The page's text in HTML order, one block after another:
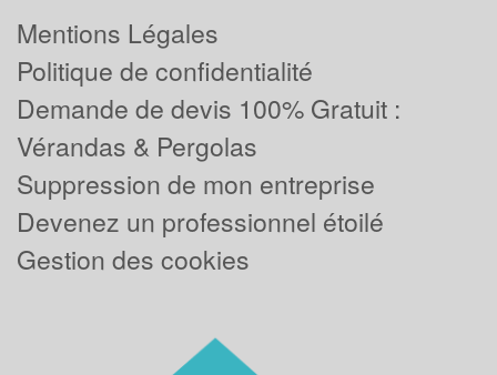
Mentions Légales
Politique de confidentialité
Demande de devis 100% Gratuit :
Vérandas & Pergolas
Suppression de mon entreprise
Devenez un professionnel étoilé
Gestion des cookies